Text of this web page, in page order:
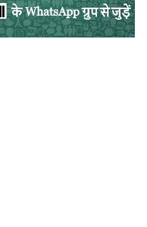
से ग्रसित हैं उन लोगो के
भी बहुत महत्वपूर्ण है। चूँकि वे